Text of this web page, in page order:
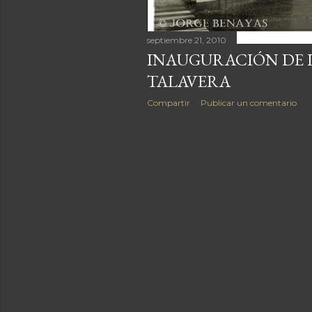
septiembre 21, 2010
INAUGURACIÓN DE
TALAVERA
Compartir Publicar un comentario